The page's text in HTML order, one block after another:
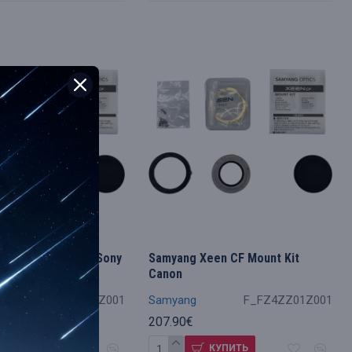
F_FZ4ZZ06Z001
CF Mount Kit Sony
Samyang F_FZ4ZZ01Z001
Samyang Xeen CF Mount Kit
Canon
207.90€
КУПИТЬ